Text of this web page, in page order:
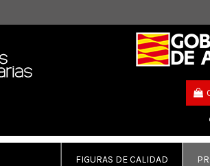
FIGURAS DE CALIDAD